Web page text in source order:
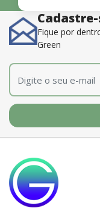
Fique por
Green
E-mail